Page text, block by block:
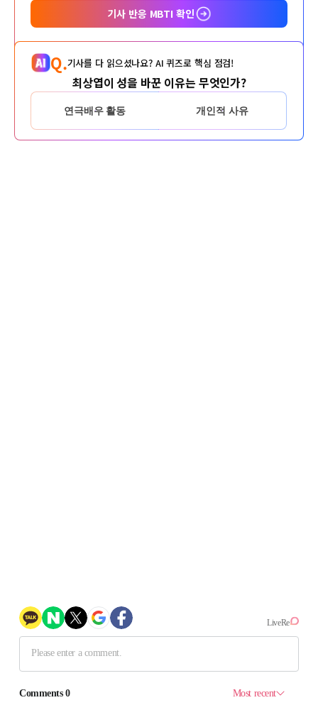
기사 반응 MBTI 확인
Q.기사를 다 읽으셨나요? AI 퀴즈로 핵심 점검!
최상엽이 성을 바꾼 이유는 무엇인가?
연극배우 활동 개인적 사유